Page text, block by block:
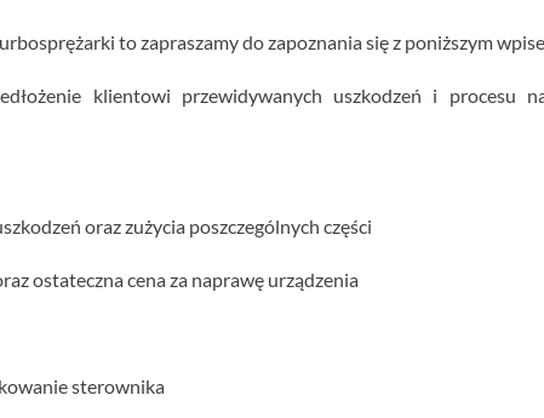
to zapraszamy do zapoznania się z poniższym
klientowi przewidywanych uszkodzeń i procesu
oraz zużycia poszczególnych części
ostateczna cena za naprawę urządzenia
sterownika